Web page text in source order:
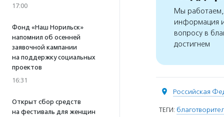
17:00
Фонд «Наш Норильск»
напомнил об осенней
заявочной кампании
на поддержку социальных
проектов
16:31
Открыт сбор средств
на фестиваль для женщин
Мы работаем,
информация
вопросу в
достигнем
Российская
ТЕГИ: